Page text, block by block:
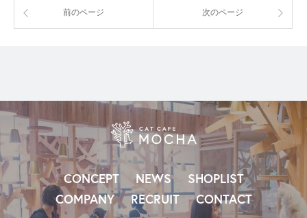
前のページ 次のページ
CONCEPT NEWS
SHOPLIST
COMPANY
RECRUIT CONTACT